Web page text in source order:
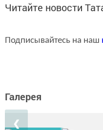
Читайте новости
Подписывайтесь на наш
Галерея
❮